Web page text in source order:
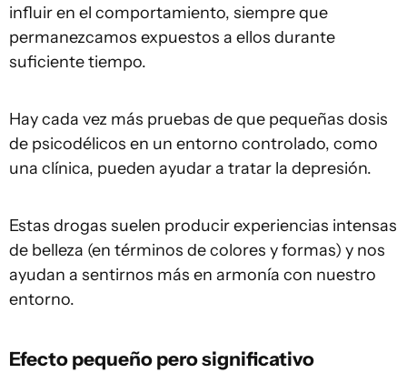
influir en el comportamiento, siempre que
permanezcamos expuestos a ellos durante
suficiente tiempo.
Hay cada vez más pruebas de que pequeñas dosis
de psicodélicos en un entorno controlado, como
una clínica, pueden ayudar a tratar la depresión.
Estas drogas suelen producir experiencias intensas
de belleza (en términos de colores y formas) y nos
ayudan a sentirnos más en armonía con nuestro
entorno.
Efecto pequeño pero significativo